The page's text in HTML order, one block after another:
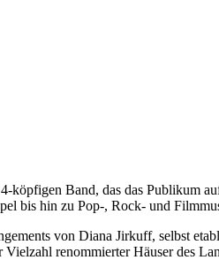
köpfigen Band, das das Publikum
bis hin zu Pop-, Rock- und
von Diana Jirkuff, selbst
renommierter Häuser des